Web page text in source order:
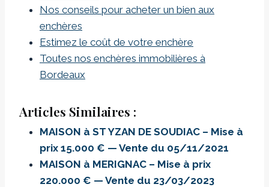
Nos conseils pour acheter un bien aux
enchères
Estimez le coût de votre enchère
Toutes nos enchères immobilières à
Bordeaux
Articles Similaires :
MAISON à ST YZAN DE SOUDIAC – Mise à
prix 15.000 € — Vente du 05/11/2021
MAISON à MERIGNAC – Mise à prix
220.000 € — Vente du 23/03/2023